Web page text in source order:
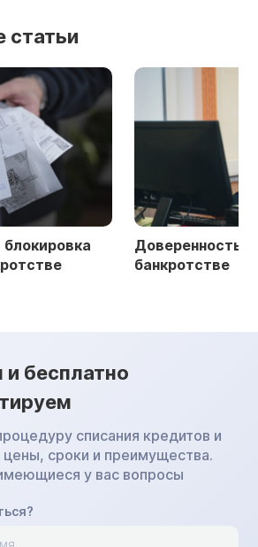
статьи
Доверенность
банкротстве
бесплатно
списания кредитов и
цены, сроки и преимущества.
у вас вопросы